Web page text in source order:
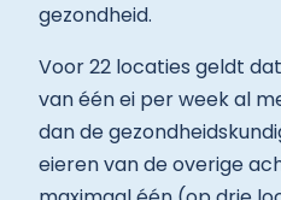
gezondheid.
Voor 22 locaties geldt
van één ei per week al
dan de
eieren van de overige